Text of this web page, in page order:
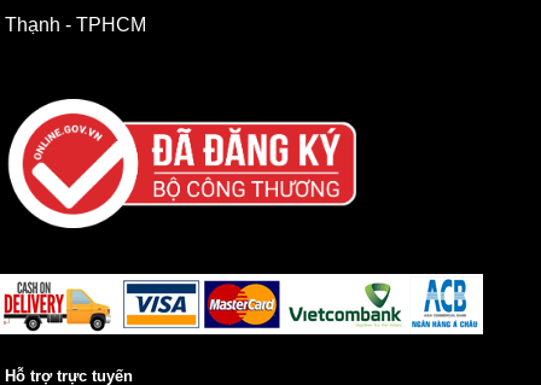
Thạnh - TPHCM
Hỗ trợ trực tuyến